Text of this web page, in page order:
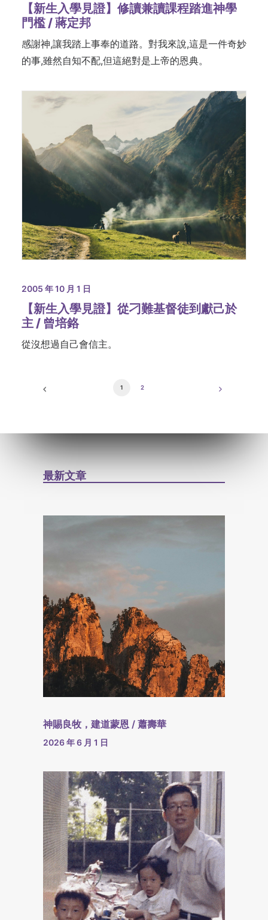
【新生入學見證】修讀兼讀課程踏進神學
門檻 / 蔣定邦
感謝神,讓我踏上事奉的道路。對我來說,這是一件奇妙
的事,雖然自知不配,但這絕對是上帝的恩典。
2005 年 10 月 1 日
【新生入學見證】從刁難基督徒到獻己於
主 / 曾培鉻
從沒想過自己會信主。
1 2
最新文章
神賜良牧，建道蒙恩 / 蕭壽華
2026 年 6 月 1 日